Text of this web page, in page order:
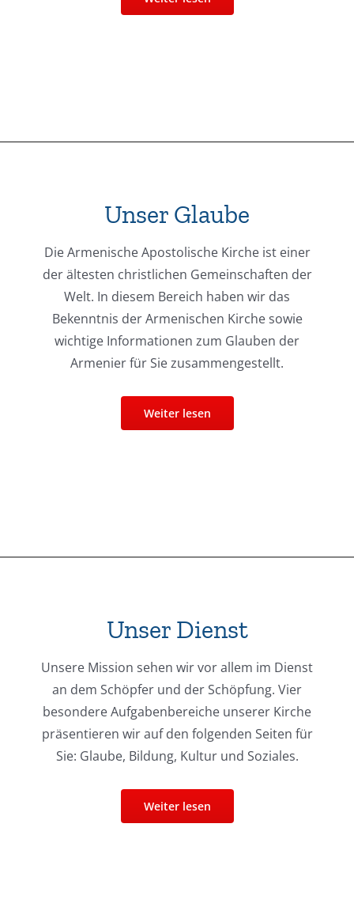
Unser Glaube
Die Armenische Apostolische Kirche ist einer
der ältesten christlichen Gemeinschaften der
Welt. In diesem Bereich haben wir das
Bekenntnis der Armenischen Kirche sowie
wichtige Informationen zum Glauben der
Armenier für Sie zusammengestellt.
Weiter lesen
Unser Dienst
Unsere Mission sehen wir vor allem im Dienst
an dem Schöpfer und der Schöpfung. Vier
besondere Aufgabenbereiche unserer Kirche
präsentieren wir auf den folgenden Seiten für
Sie: Glaube, Bildung, Kultur und Soziales.
Weiter lesen